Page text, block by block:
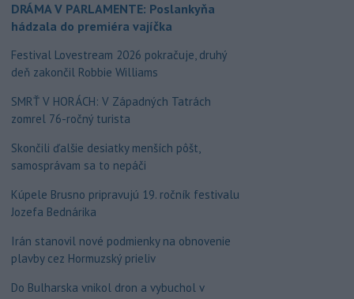
DRÁMA V PARLAMENTE: Poslankyňa
hádzala do premiéra vajíčka
Festival Lovestream 2026 pokračuje, druhý
deň zakončil Robbie Williams
SMRŤ V HORÁCH: V Západných Tatrách
zomrel 76-ročný turista
Skončili ďalšie desiatky menších pôšt,
samosprávam sa to nepáči
Kúpele Brusno pripravujú 19. ročník festivalu
Jozefa Bednárika
Irán stanovil nové podmienky na obnovenie
plavby cez Hormuzský prieliv
Do Bulharska vnikol dron a vybuchol v